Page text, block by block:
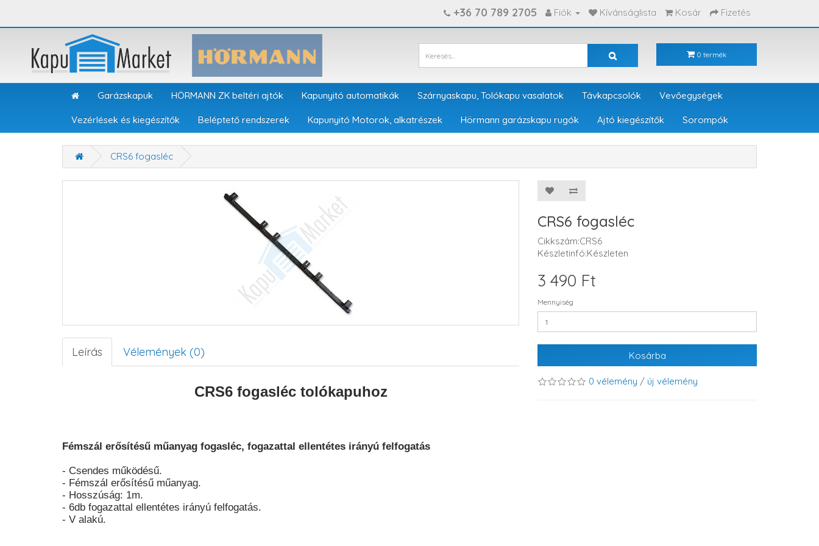
+36 70 789 2705 Fiók Kívánságlista Kosár Fizetés
0 termék
Garázskapuk HÖRMANN ZK beltéri ajtók Kapunyitó automatikák Szárnyaskapu, Tolókapu vasalatok Távkapcsolók Vevőegységek
Vezérlések és kiegészítők Beléptető rendszerek Kapunyitó Motorok, alkatrészek Hörmann garázskapu rugók Ajtó kiegészítők Sorompók
CRS6 fogasléc
Leírás Vélemények (0)
CRS6 fogasléc tolókapuhoz
Fémszál erősítésű műanyag fogasléc, fogazattal ellentétes irányú felfogatás
- Csendes működésű.
- Fémszál erősítésű műanyag.
- Hosszúság: 1m.
- 6db fogazattal ellentétes irányú felfogatás.
- V alakú.
CRS6 fogasléc
Cikkszám:CRS6
Készletinfó:Készleten
3 490 Ft
Mennyiség
Kosárba
0 vélemény / új vélemény